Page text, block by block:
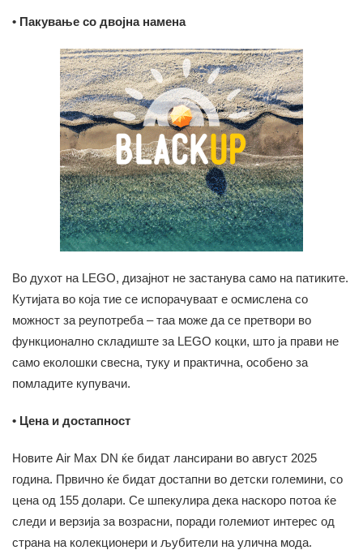
• Пакување со двојна намена
Во духот на LEGO, дизајнот не застанува само на патиките.
Кутијата во која тие се испорачуваат е осмислена со
можност за реупотреба – таа може да се претвори во
функционално складиште за LEGO коцки, што ја прави не
само еколошки свесна, туку и практична, особено за
помладите купувачи.
• Цена и достапност
Новите Air Max DN ќе бидат лансирани во август 2025
година. Првично ќе бидат достапни во детски големини, со
цена од 155 долари. Се шпекулира дека наскоро потоа ќе
следи и верзија за возрасни, поради големиот интерес од
страна на колекционери и љубители на улична мода.